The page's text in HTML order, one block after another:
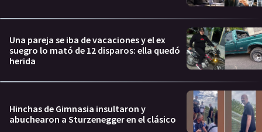
Una pareja se iba de vacaciones y el ex
suegro lo mató de 12 disparos: ella quedó
herida
Hinchas de Gimnasia insultaron y
abuchearon a Sturzenegger en el clásico